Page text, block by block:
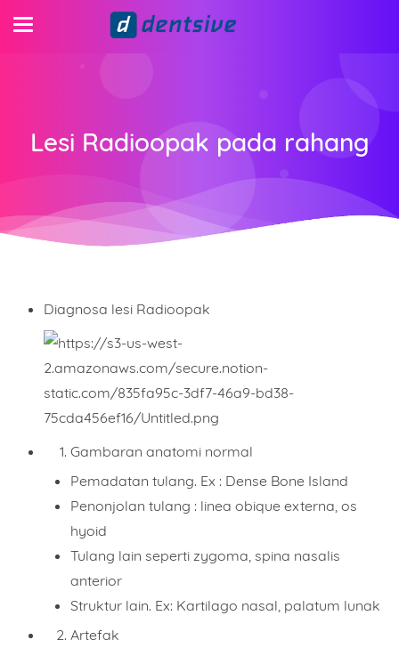
Lesi Radioopak pada rahang
Diagnosa lesi Radioopak
Gambaran anatomi normal
Pemadatan tulang. Ex : Dense Bone Island
Penonjolan tulang : linea obique externa, os
hyoid
Tulang lain seperti zygoma, spina nasalis
anterior
Struktur lain. Ex: Kartilago nasal, palatum lunak
Artefak